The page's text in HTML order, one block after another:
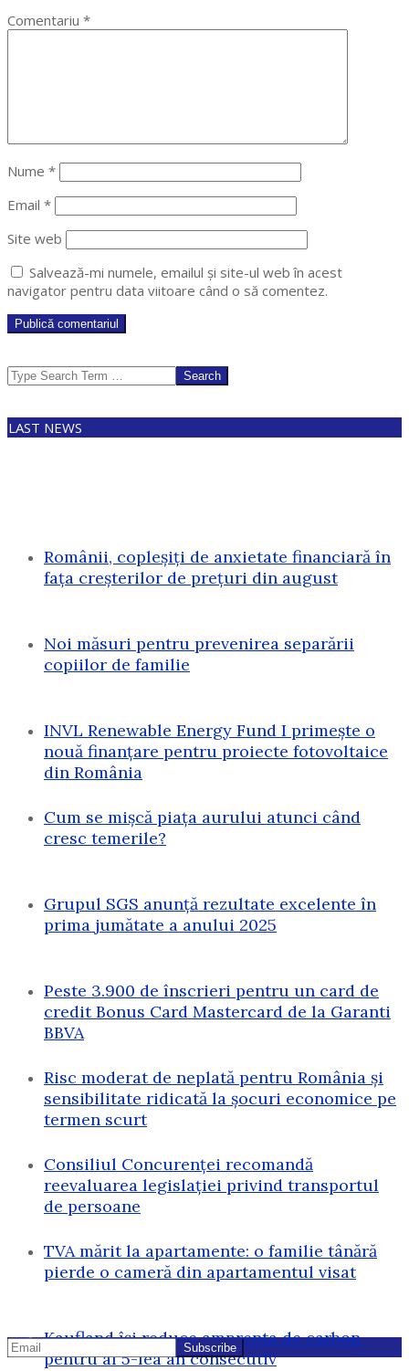
Comentariu *
Nume *
Email *
Site web
Salvează-mi numele, emailul și site-ul web în acest
navigator pentru data viitoare când o să comentez.
Search
LAST NEWS
Românii, copleșiți de anxietate financiară în
fața creșterilor de prețuri din august
Noi măsuri pentru prevenirea separării
copiilor de familie
INVL Renewable Energy Fund I primește o
nouă finanțare pentru proiecte fotovoltaice
din România
Cum se mișcă piața aurului atunci când
cresc temerile?
Grupul SGS anunță rezultate excelente în
prima jumătate a anului 2025
Peste 3.900 de înscrieri pentru un card de
credit Bonus Card Mastercard de la Garanti
BBVA
Risc moderat de neplată pentru România și
sensibilitate ridicată la șocuri economice pe
termen scurt
Consiliul Concurenței recomandă
reevaluarea legislației privind transportul
de persoane
TVA mărit la apartamente: o familie tânără
pierde o cameră din apartamentul visat
Kaufland își reduce amprenta de carbon
pentru al 5-lea an consecutiv